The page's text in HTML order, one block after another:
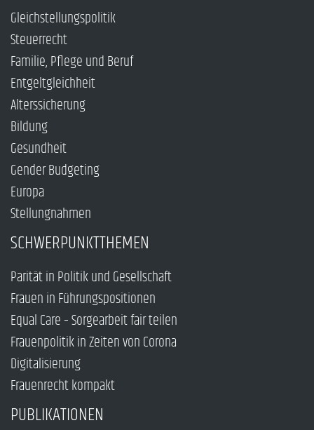
Gleichstellungspolitik
Steuerrecht
Familie, Pflege und Beruf
Entgeltgleichheit
Alterssicherung
Bildung
Gesundheit
Gender Budgeting
Europa
Stellungnahmen
SCHWERPUNKTTHEMEN
Parität in Politik und Gesellschaft
Frauen in Führungspositionen
Equal Care – Sorgearbeit fair teilen
Frauenpolitik in Zeiten von Corona
Digitalisierung
Frauenrecht kompakt
PUBLIKATIONEN